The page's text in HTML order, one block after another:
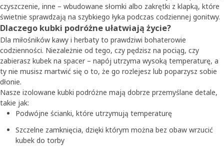
czyszczenie, inne – wbudowane słomki albo zakrętki z klapką, które
świetnie sprawdzają na szybkiego łyka podczas codziennej gonitwy.
Dlaczego kubki podróżne ułatwiają życie?
Dla miłośników kawy i herbaty to prawdziwi bohaterowie
codzienności. Niezależnie od tego, czy pędzisz na pociąg, czy
zabierasz kubek na spacer – napój utrzyma wysoką temperaturę, a
ty nie musisz martwić się o to, że go rozlejesz lub poparzysz sobie
dłonie.
Nasze izolowane kubki podróżne mają dobrze przemyślane detale,
takie jak:
Podwójne ścianki, które utrzymują temperaturę
Szczelne zamknięcia, dzięki którym można bez obaw wrzucić
kubek do torby